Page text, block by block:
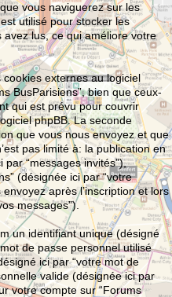
vous naviguerez sur les
utilisé pour stocker les
lus, ce qui améliore votre
externes au logiciel
BusParisiens”, bien que ceux-
qui est prévu pour couvrir
phpBB. La seconde
que vous nous envoyez et que
pas limité à: la publication en
par “messages invités”),
(désignée ici par “votre
après l’inscription et lors
messages”).
un identifiant unique (désigné
de passe personnel utilisé
ici par “votre mot de
valide (désignée ici par
votre compte sur “Forums